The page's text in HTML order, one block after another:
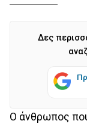
Δες
Ο άνθρωπος